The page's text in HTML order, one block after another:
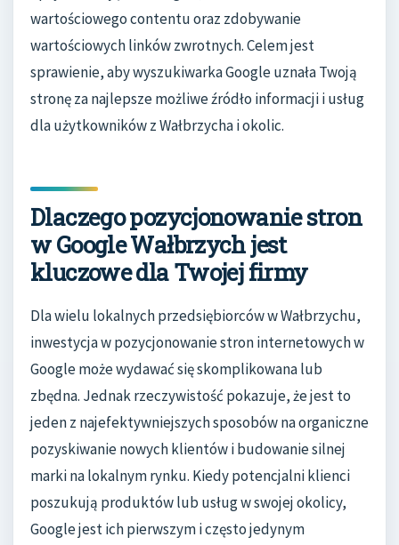
wartościowego contentu oraz zdobywanie
wartościowych linków zwrotnych. Celem jest
sprawienie, aby wyszukiwarka Google uznała Twoją
stronę za najlepsze możliwe źródło informacji i usług
dla użytkowników z Wałbrzycha i okolic.
Dlaczego pozycjonowanie stron
w Google Wałbrzych jest
kluczowe dla Twojej firmy
Dla wielu lokalnych przedsiębiorców w Wałbrzychu,
inwestycja w pozycjonowanie stron internetowych w
Google może wydawać się skomplikowana lub
zbędna. Jednak rzeczywistość pokazuje, że jest to
jeden z najefektywniejszych sposobów na organiczne
pozyskiwanie nowych klientów i budowanie silnej
marki na lokalnym rynku. Kiedy potencjalni klienci
poszukują produktów lub usług w swojej okolicy,
Google jest ich pierwszym i często jedynym